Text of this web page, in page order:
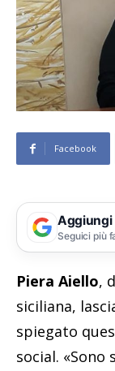
Facebook
Aggiungi
Seguici più
Piera Aiello,
siciliana,
spiegato
social.